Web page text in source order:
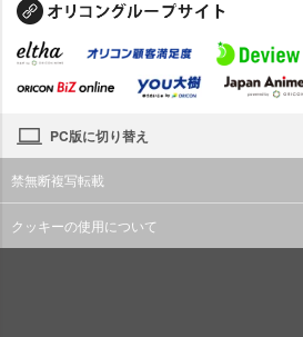
PC版に切り替え
禁無断複写転載
クッキーの使用について